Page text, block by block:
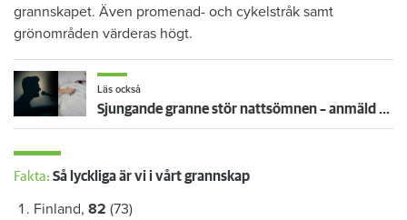
grannskapet. Även promenad- och cykelstråk samt
grönområden värderas högt.
Läs också
Sjungande granne stör nattsömnen – anmäld till kommunen
Fakta: Så lyckliga är vi i vårt grannskap
Finland,82 (73)